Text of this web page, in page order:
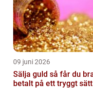
09 juni 2026
Sälja guld så får du bra
betalt på ett tryggt sätt